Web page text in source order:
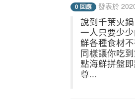
0 回應 發表於
說到千葉火
一人只要少
鮮各種食材
同樣讓你吃
點海鮮拼盤
尊...